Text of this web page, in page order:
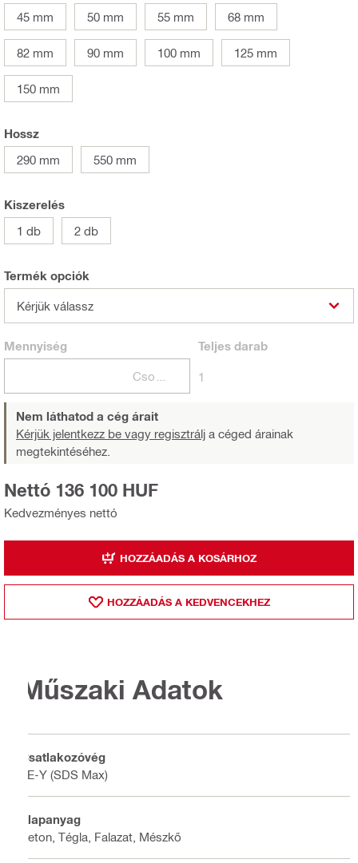
45 mm
50 mm 55 mm 68 mm
82 mm 90 mm 100 mm 125 mm
150 mm
Hossz
290 mm
550 mm
Kiszerelés
1 db
2 db
Termék opciók
Kérjük válassz
Mennyiség Teljesdarab
1
Nem láthatod a cég árait
Kérjük jelentkezz be vagy regisztrálj a céged árainak
megtekintéséhez.
Kedvezményes nettó
Nettó 136 100 HUF
HOZZÁADÁS A KOSÁRHOZ
HOZZÁADÁS A KEDVENCEKHEZ
Műszaki Adatok
Csatlakozóvég
TE-Y (SDS Max)
Alapanyag
Beton, Tégla, Falazat, Mészkő